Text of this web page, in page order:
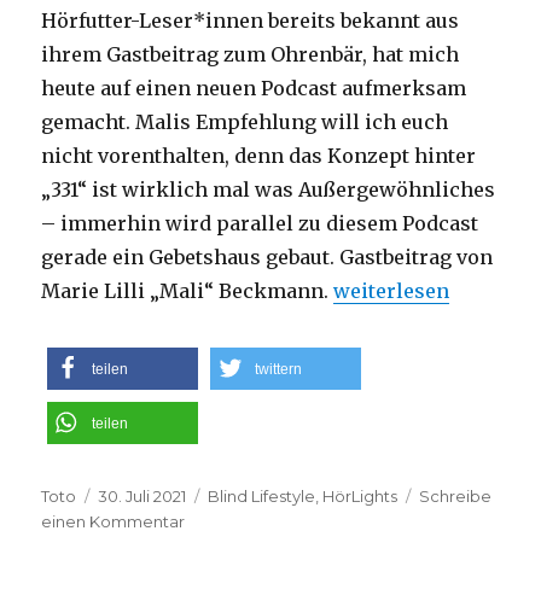
Hörfutter-Leser*innen bereits bekannt aus
ihrem Gastbeitrag zum Ohrenbär, hat mich
heute auf einen neuen Podcast aufmerksam
gemacht. Malis Empfehlung will ich euch
nicht vorenthalten, denn das Konzept hinter
„331“ ist wirklich mal was Außergewöhnliches
– immerhin wird parallel zu diesem Podcast
gerade ein Gebetshaus gebaut. Gastbeitrag von
Marie Lilli „Mali“ Beckmann.„Von Freund*innen
weiterlesen
teilen twittern
teilen
Autor
Toto
Veröffentlicht
am
30. Juli 2021 Kategorien
Blind Lifestyle HörLights
Schreibe
einen Kommentarzu